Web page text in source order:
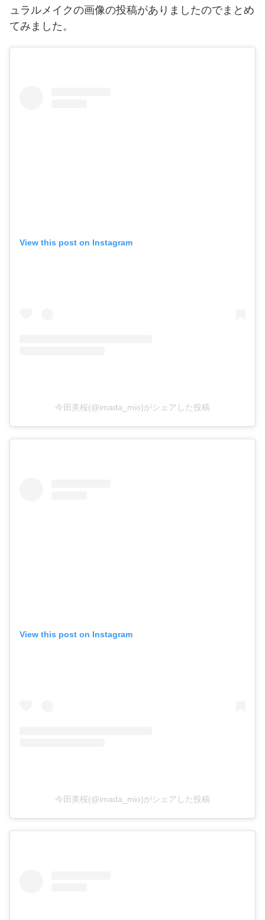
ュラルメイクの画像の投稿がありましたのでまとめ
てみました。
View this post on Instagram
今田美桜(@imada_mio)がシェアした投稿
View this post on Instagram
今田美桜(@imada_mio)がシェアした投稿